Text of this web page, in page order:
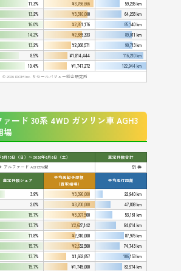
11.3% ¥3,766,666
59,235 km
13.2% ¥3,310,000
64,233 km
16.0% ¥2,851,176
85,140 km
14.2% ¥2,885,333
89,011 km
13.2% ¥2,068,571
90,713 km
8.5% ¥1,814,444
116,210 km
10.4% ¥1,747,272
122,944 km
© 2026 IDOM Inc. リセールバリュー総合研究所
ァード 30系 4WD ガソリン車 AGH3
場
月10日（日）〜2026年6月6日（土）
査定件数合計
アルファード AGH35W型
51 件
査定件数シェア
平均売却予想額
（買取相場）
平均走行距離
3.9% ¥3,390,000
22,940 km
2.0% ¥3,700,000
47,808 km
15.7% ¥3,097,500
53,161 km
13.7% ¥2,627,142
64,014 km
11.8% ¥2,310,000
87,976 km
15.7% ¥2,632,500
74,743 km
13.7% ¥1,662,857
106,153 km
15.7% ¥1,745,000
82,974 km